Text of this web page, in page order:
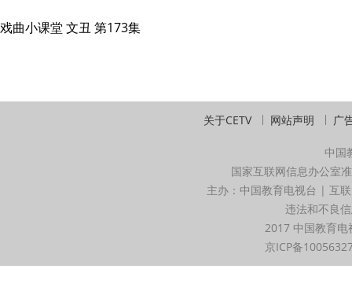
戏曲小课堂 文丑 第173集
关于CETV 网站声明 广
中国
国家互联网信息办公室
主办：中国教育电视台 | 互
违法和不良
2017 中国教育
京ICP备